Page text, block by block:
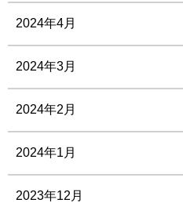
2024年4月
2024年3月
2024年2月
2024年1月
2023年12月